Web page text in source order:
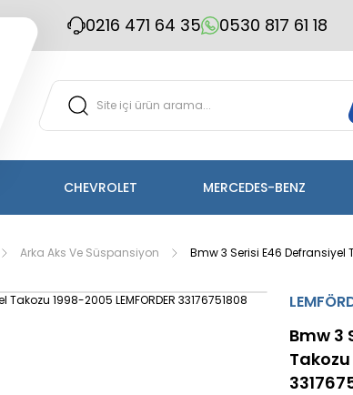
0216 471 64 35 0530 817 61 18
CHEVROLET MERCEDES-BENZ
Arka Aks Ve Süspansiyon Bmw 3 Serisi E46 Defransiyel
Bmw 3
Takozu